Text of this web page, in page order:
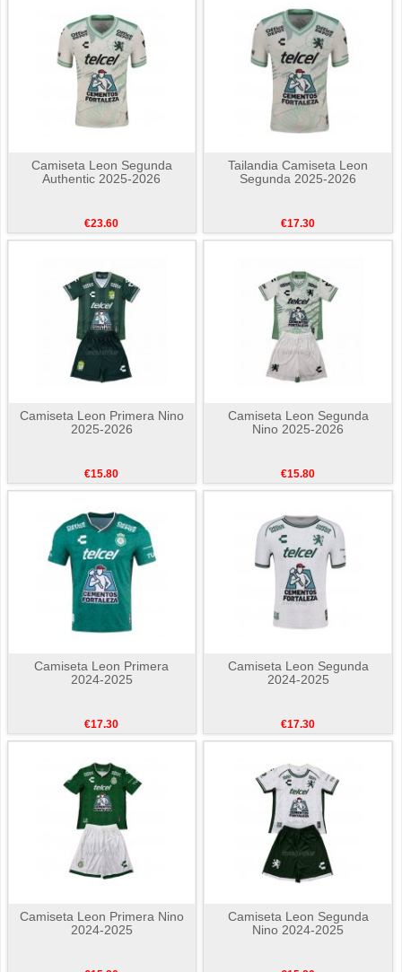
Camiseta Leon Segunda
Authentic 2025-2026
€23.60
Tailandia Camiseta Leon
Segunda 2025-2026
€17.30
Camiseta Leon Primera Nino
2025-2026
€15.80
Camiseta Leon Segunda
Nino 2025-2026
€15.80
Camiseta Leon Primera
2024-2025
€17.30
Camiseta Leon Segunda
2024-2025
€17.30
Camiseta Leon Primera Nino
2024-2025
Camiseta Leon Segunda
Nino 2024-2025